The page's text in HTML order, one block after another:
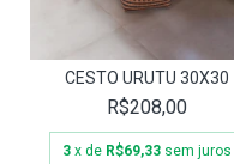
CESTO URUTU 30X30
R$208,00
3 x de R$69,33 sem juros